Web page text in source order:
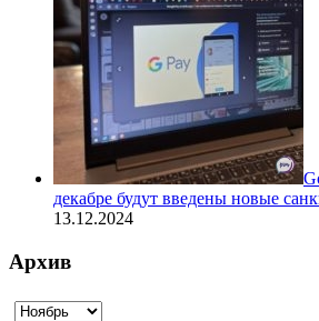
декабре будут введены новые
13.12.2024
Архив